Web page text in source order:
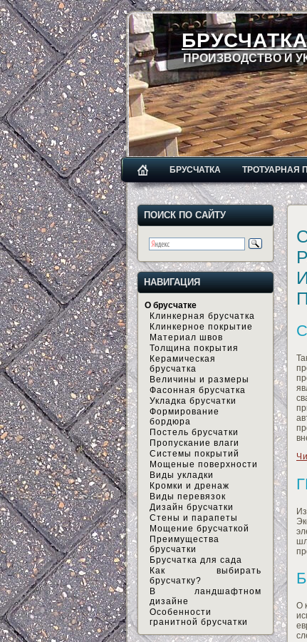
ПРОИЗВОДСТВО И
БРУСЧАТКА ТРОТУАРНАЯ
ПОИСК ПО САЙТУ
НАВИГАЦИЯ
О брусчатке
Клинкерная брусчатка
Клинкерное покрытие
Материал швов
Толщина покрытия
Керамическая
брусчатка
Величины и размеры
Фасонная брусчатка
Укладка брусчатки
Формирование
бордюра
Постель брусчатки
Пропускание влаги
Системы покрытий
Мощеные поверхности
Виды укладки
Кромки и дренаж
Виды перевязок
Дизайн брусчатки
Стены и парапеты
Мощение брусчаткой
Преимущества
брусчатки
Брусчатка для сада
Как выбирать
брусчатку?
В ландшафтном
дизайне
Особенности
гранитной брусчатки
О